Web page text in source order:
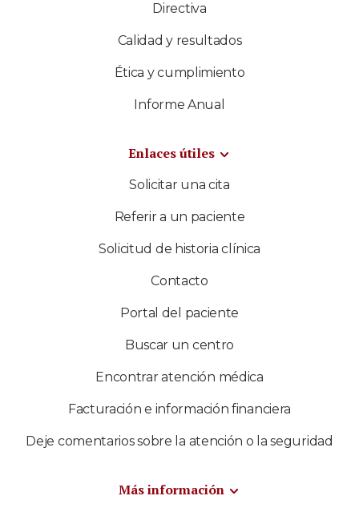
Directiva
Calidad y resultados
Ética y cumplimiento
Informe Anual
Enlaces útiles
Solicitar una cita
Referir a un paciente
Solicitud de historia clínica
Contacto
Portal del paciente
Buscar un centro
Encontrar atención médica
Facturación e información financiera
Deje comentarios sobre la atención o la seguridad
Más información